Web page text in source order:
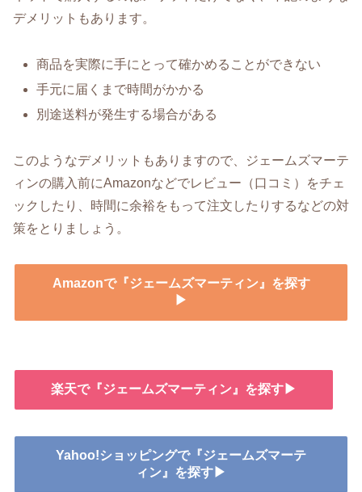
デメリットもあります。
商品を実際に手にとって確かめることができない
手元に届くまで時間がかかる
別途送料が発生する場合がある
このようなデメリットもありますので、ジェームズマーテ
ィンの購入前にAmazonなどでレビュー（口コミ）をチェ
ックしたり、時間に余裕をもって注文したりするなどの対
策をとりましょう。
Amazonで『ジェームズマーティン』を探す
▶
楽天で『ジェームズマーティン』を探す▶
Yahoo!ショッピングで『ジェームズマーテ
ィン』を探す▶